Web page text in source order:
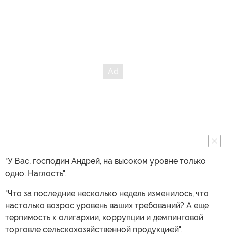
"У Вас, господин Андрей, на высоком уровне только
одно. Наглость".
"Что за последние несколько недель изменилось, что
настолько возрос уровень ваших требований? А еще
терпимость к олигархии, коррупции и демпинговой
торговле сельскохозяйственной продукцией".